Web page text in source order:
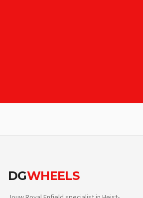
DGWHEELS